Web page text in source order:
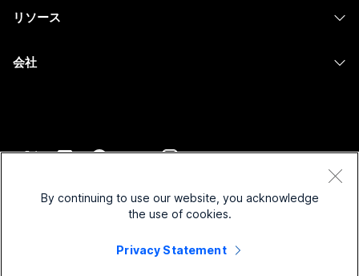
セキュリティ
非営利
スタートアップ
ハイブリッド ワーク
リソース
インクルージョン
会社
セールスに問い合わせ
Webex ソート リーダーシップ
Webex Merch Store
プライバシーステートメント
By continuing to use our website, you acknowledge
the use of cookies.
Privacy Statement